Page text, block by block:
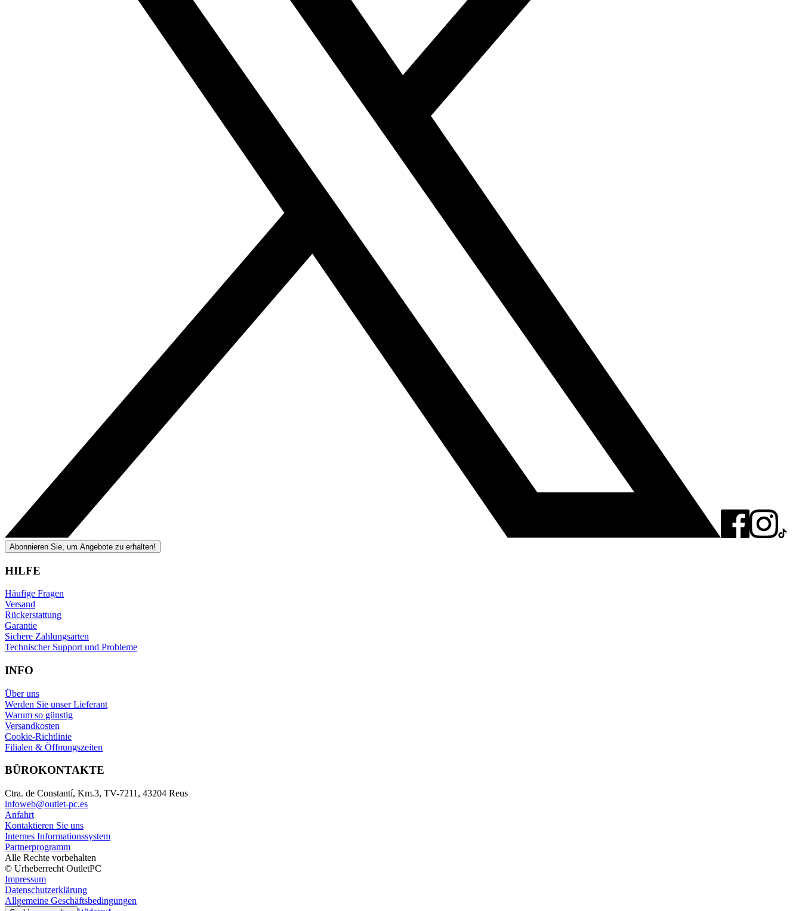
Abonnieren Sie, um Angebote zu erhalten!
HILFE
Häufige Fragen
Versand
Rückerstattung
Garantie
Sichere Zahlungsarten
Technischer Support und Probleme
INFO
Über uns
Werden Sie unser Lieferant
Warum so günstig
Versandkosten
Cookie-Richtlinie
Filialen & Öffnungszeiten
BÜROKONTAKTE
Ctra. de Constantí, Km.3, TV-7211, 43204 Reus
infoweb@outlet-pc.es
Anfahrt
Kontaktieren Sie uns
Internes Informationssystem
Partnerprogramm
Alle Rechte vorbehalten
© Urheberrecht OutletPC
Impressum
Datenschutzerklärung
Allgemeine Geschäftsbedingungen